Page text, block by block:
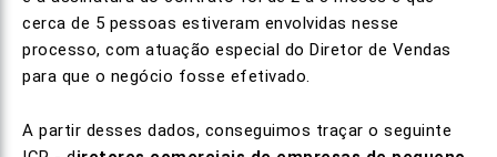
cerca de 5 pessoas estiveram envolvidas nesse
processo, com atuação especial do Diretor de Vendas
para que o negócio fosse efetivado.
A partir desses dados, conseguimos traçar o seguinte